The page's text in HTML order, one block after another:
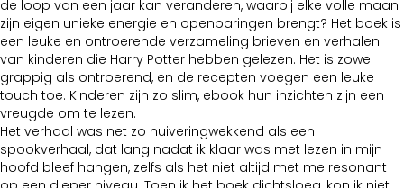
de loop van een jaar kan veranderen, waarbij elke volle maan
zijn eigen unieke energie en openbaringen brengt? Het boek is
een leuke en ontroerende verzameling brieven en verhalen
van kinderen die Harry Potter hebben gelezen. Het is zowel
grappig als ontroerend, en de recepten voegen een leuke
touch toe. Kinderen zijn zo slim, ebook hun inzichten zijn een
vreugde om te lezen.
Het verhaal was net zo huiveringwekkend als een
spookverhaal, dat lang nadat ik klaar was met lezen in mijn
hoofd bleef hangen, zelfs als het niet altijd met me resonant